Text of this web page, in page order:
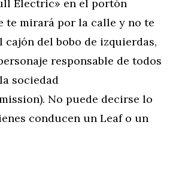
Electric» en el portón
te mirará por la calle y no te
cajón del bobo de izquierdas,
responsable de todos
sociedad
No puede decirse lo
conducen un Leaf o un